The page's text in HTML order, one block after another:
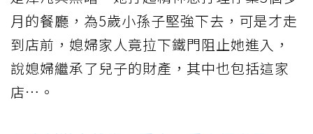
月的餐廳，為5歲小孫子堅強下去，可是才走
到店前，媳婦家人竟拉下鐵門阻止她進入，
說媳婦繼承了兒子的財產，其中也包括這家
店…。